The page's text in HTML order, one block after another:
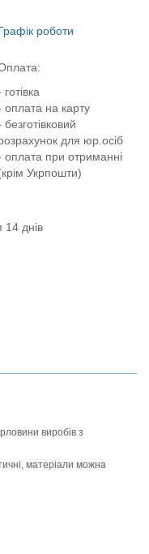
роботи
готівка
оплата на карту
безготівковий
для юр.осіб
оплата при отриманні
Укрпошти)
днів
виробів з
матеріали можна